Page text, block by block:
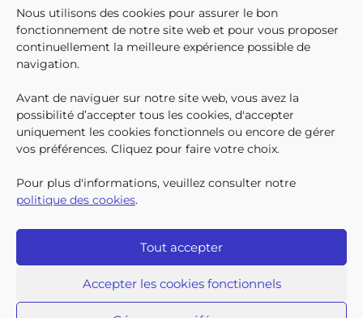
Nous utilisons des cookies pour assurer le bon
fonctionnement de notre site web et pour vous proposer
continuellement la meilleure expérience possible de
navigation.
Avant de naviguer sur notre site web, vous avez la
possibilité d’accepter tous les cookies, d'accepter
uniquement les cookies fonctionnels ou encore de gérer
vos préférences. Cliquez pour faire votre choix.
Pour plus d'informations, veuillez consulter notre
politique des cookies.
Tout accepter
Accepter les cookies fonctionnels
En décembre 2025, 304.966
enfants bruxellois avaient droit
aux allocations familiales.
Parmi eux, 128.222
supplément social en plus du
montant de base de leurs all
QUI SOMMES-NOUS ?
TRAVAILLER CHEZ NOUS
TOUTES LES NEWS
TRANSPARENCE
CONTACTEZ-NOUS
PRESSE
PLAINTES
Iriscare • 71 rue Belliard boîte 2 • 1040 Bruxelles
Déclaration d’accessibilité
Protection des données à caractère personnel